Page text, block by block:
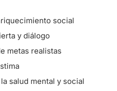
social
y diálogo
metas realistas
salud mental y social